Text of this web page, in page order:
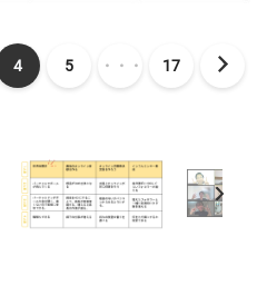
4 5 ・・・ 17